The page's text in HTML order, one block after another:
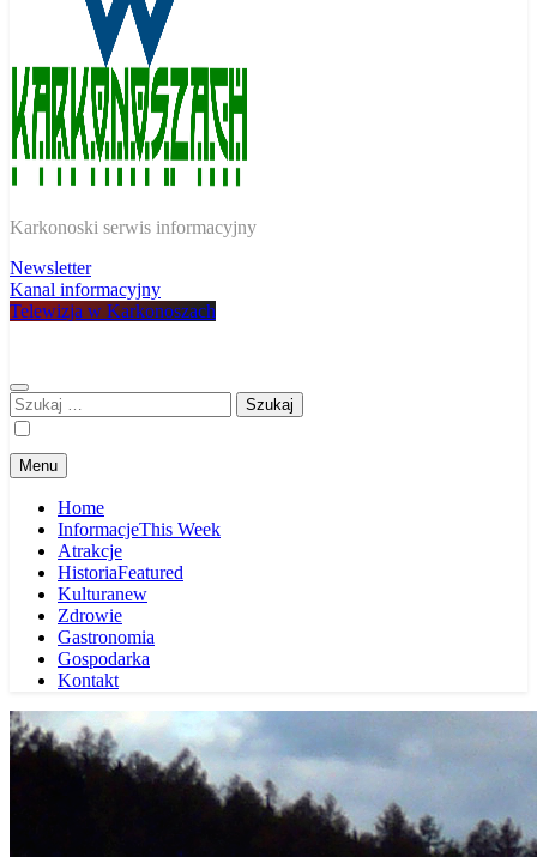
W Karkonoszach
Karkonoski serwis informacyjny
Newsletter
Kanal informacyjny
Telewizja w Karkonoszach
Szukaj:
Menu
Home
InformacjeThis Week
Atrakcje
HistoriaFeatured
Kulturanew
Zdrowie
Gastronomia
Gospodarka
Kontakt